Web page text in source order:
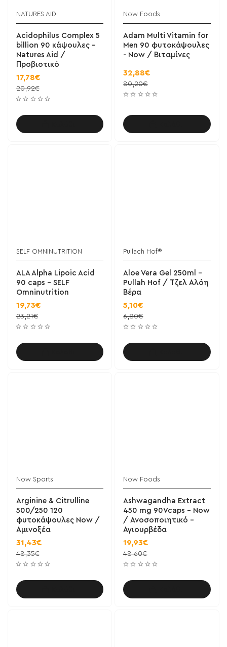
NATURES AID
Acidophilus Complex 5
billion 90 κάψουλες -
Natures Aid /
Προβιοτικό
17,78€
20,92€
Now Foods
Adam Multi Vitamin for
Men 90 φυτοκάψουλες
- Now / Βιταμίνες
32,88€
80,20€
SELF OMNINUTRITION
ALA Alpha Lipoic Acid
90 caps - SELF
Omninutrition
19,73€
23,21€
Pullach Hof®
Aloe Vera Gel 250ml -
Pullah Hof / Τζελ Αλόη
Βέρα
5,10€
6,80€
Now Sports
Arginine & Citrulline
500/250 120
φυτοκάψουλες Now /
Αμινοξέα
31,43€
48,35€
Now Foods
Ashwagandha Extract
450 mg 90Vcaps - Now
/ Ανοσοποιητικό -
Αγιουρβέδα
19,93€
48,60€